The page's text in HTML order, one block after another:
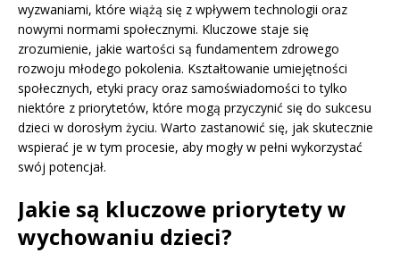
wyzwaniami, które wiążą się z wpływem technologii oraz
nowymi normami społecznymi. Kluczowe staje się
zrozumienie, jakie wartości są fundamentem zdrowego
rozwoju młodego pokolenia. Kształtowanie umiejętności
społecznych, etyki pracy oraz samoświadomości to tylko
niektóre z priorytetów, które mogą przyczynić się do sukcesu
dzieci w dorosłym życiu. Warto zastanowić się, jak skutecznie
wspierać je w tym procesie, aby mogły w pełni wykorzystać
swój potencjał.
Jakie są kluczowe priorytety w
wychowaniu dzieci?